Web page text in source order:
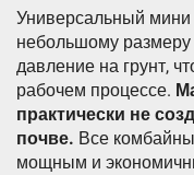
Универсальный
небольшому
давление на грунт,
рабочем процессе.
практически не
почве. Все
мощным и